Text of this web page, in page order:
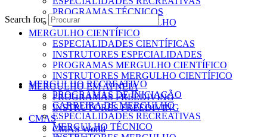
PROGRAMAS TÉCNICOS
INSTRUTORES MERGULHO
MERGULHO CIENTÍFICO
ESPECIALIDADES CIENTÍFICAS
INSTRUTORES ESPECIALIDADES
PROGRAMAS MERGULHO CIENTÍFICO
INSTRUTORES MERGULHO CIENTÍFICO
MERGULHO EM APNEIA
PROGRAMAS FREEDIVING
INSTRUTORES FREEDIVING
CMAS
CMAS World
Search for:
MERGULHO RECREATIVO
PROGRAMAS DE INICIAÇÃO
CARREIRA DE MERGULHO
ESPECIALIDADES RECREATIVAS
MERGULHO TÉCNICO